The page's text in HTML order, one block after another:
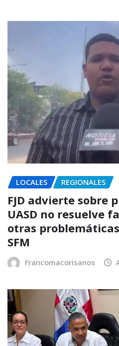
LOCALES REGIONALES
FJD advierte sobre
UASD no resuelve
otras
SFM
Francomacorisanos